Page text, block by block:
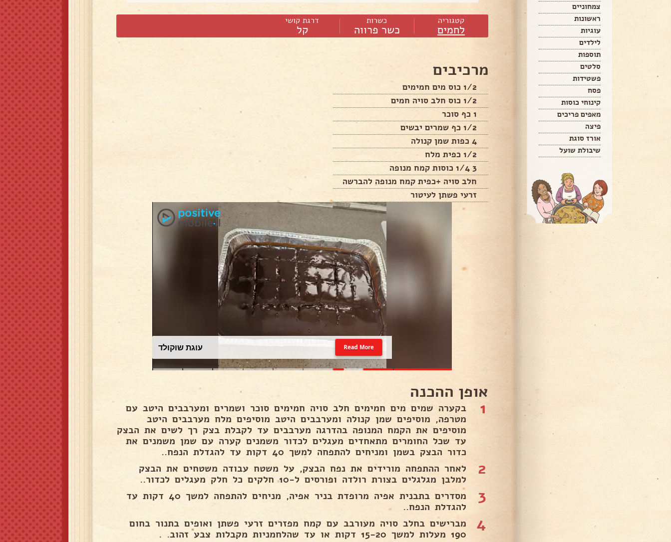
צמחוניים
ראשונות
עוגיות
לילדים
תוספות
סלטים
פשטידות
פסח
קינוחי כוסות
מאפים פריכים
פיצה
אורז סוגת
שיבולת שועל
קטגוריה
לחמים
כשרות
כשר פרווה
דרגת קושי
קל
מרכיבים
1/2 כוס מים חמימים
1/2 כוס חלב סויה חמים
1 כף סוכר
1/2 כף שמרים יבשים
4 כפות שמן קנולה
1/2 כפית מלח
3 1/4 כוסות קמח מנופה
חלב סויה +כפית קמח מנופה להברשה
זרעי פשתן לעיטור
עוגת שוקולד Read More
אופן ההכנה
1
בקערה שמים מים חמימים חלב סויה חמימים סוכר ושמרים ומערבבים היטב עם
מטרפה, מוסיפים שמן קנולה ומערבבים היטב מוסיפים מלח מערבבים היטב
מוסיפים את הקמח המנופה בהדרגה מערבבים עד לקבלת בצק רך לשים את הבצק
עד שכל החומרים מתאחדים מעגלים לכדור משמנים קערה עם שמן משמנים את
כדור הבצק בשמן ומניחים להתפחה למשך 40 דקות עד להגדלת הנפח..
2
לאחר ההתפחה מורידים את נפח הבצק, על משטח עבודה משטחים את הבצק
למלבן מגלגלים בצורת רולדה ופורסים ל-10 חלקים כל חלק מעגלים לכדור..
3
מסדרים בתבנית אפיה מרופדת בניר אפיה, מניחים להתפחה למשך 40 דקות עד
להגדלת הנפח..
4
מברישים בחלב סויה מעורבב עם קמח מפזרים זרעי פשתן ואופים בתנור בחום
190 מעלות למשך 15-20 דקות או עד שהלחמניות מקבלות צבע זהוב. .